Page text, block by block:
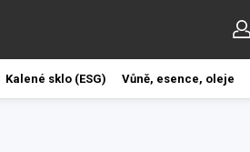
Kalené sklo (ESG) Vůně, esence, oleje